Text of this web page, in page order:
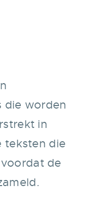
die worden
in
teksten die
de